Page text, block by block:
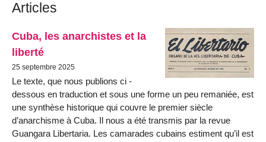
Articles
Cuba, les anarchistes et la
liberté
25 septembre 2025
Le texte, que nous publions ci -
dessous en traduction et sous une forme un peu remaniée, est
une synthèse historique qui couvre le premier siècle
d’anarchisme à Cuba. Il nous a été transmis par la revue
Guangara Libertaria. Les camarades cubains estiment qu’il est